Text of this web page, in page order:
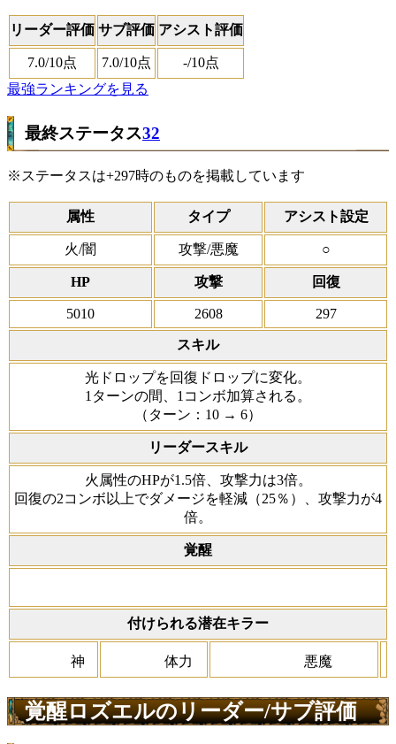
リーダー評価 サブ評価 アシスト評価
7.0/10点 7.0/10点 -/10点
最強ランキングを見る
最終ステータス32
※ステータスは+297時のものを掲載しています
属性 タイプ アシスト設定
火/闇 攻撃/悪魔 ○
HP 攻撃 回復
5010 2608 297
スキル
光ドロップを回復ドロップに変化。
1ターンの間、1コンボ加算される。
（ターン：10 → 6）
リーダースキル
火属性のHPが1.5倍、攻撃力は3倍。
回復の2コンボ以上でダメージを軽減（25％）、攻撃力が4
倍。
覚醒
付けられる潜在キラー
神 体力 悪魔
覚醒ロズエルのリーダー/サブ評価